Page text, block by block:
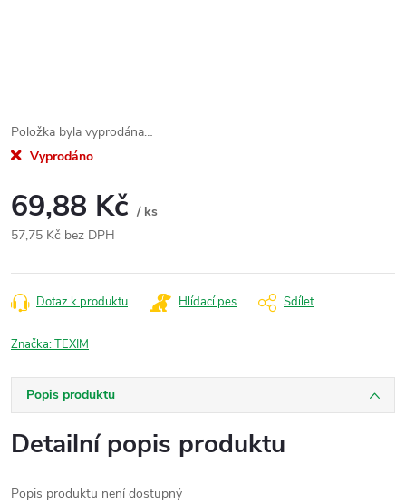
Položka byla vyprodána…
Vyprodáno
69,88 Kč / ks
57,75 Kč bez DPH
cena:
Dotaz k produktu Hlídací pes Sdílet
Značka:TEXIM
Popis produktu
Detailní popis produktu
Popis produktu není dostupný